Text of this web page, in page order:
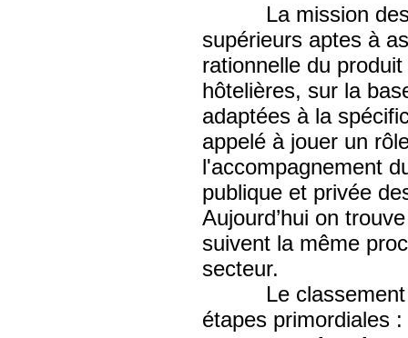
La mission des
supérieurs aptes à
rationnelle du
hôtelières, sur la
adaptées à la
appelé à jouer un
l'accompagnement
publique et privée
Aujourd’hui on
suivent la même
secteur.
Le classement
étapes primordiales :